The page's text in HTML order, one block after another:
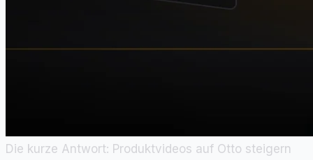
Die kurze Antwort: Produktvideos auf Otto steigern